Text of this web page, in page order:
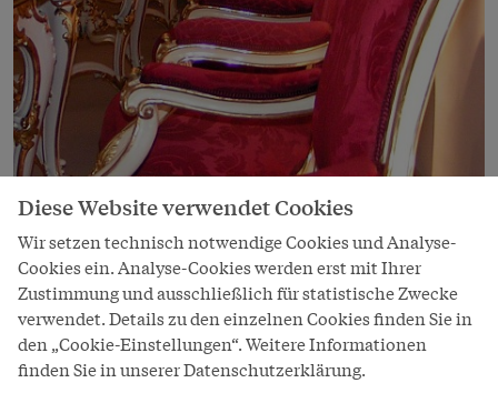
Bild
Blick in die Installation
"Staatsvertragsmöbel" im
Hofmobiliendepot, Wien
Diese Website verwendet Cookies
Wir setzen technisch notwendige Cookies und Analyse-
Cookies ein. Analyse-Cookies werden erst mit Ihrer
Zustimmung und ausschließlich für statistische Zwecke
verwendet. Details zu den einzelnen Cookies finden Sie in
den „Cookie-Einstellungen“. Weitere Informationen
finden Sie in unserer Datenschutzerklärung.